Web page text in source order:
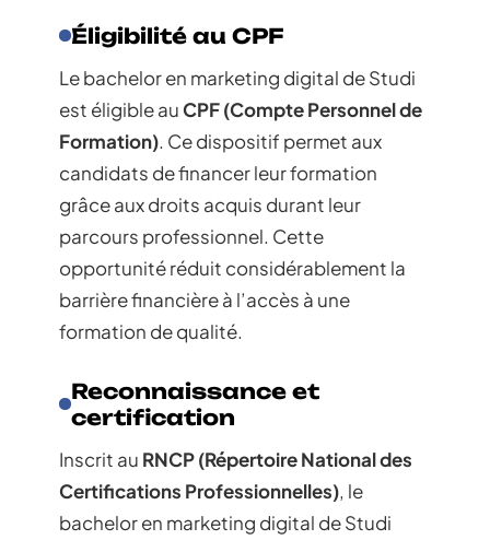
Éligibilité au CPF
Le bachelor en marketing digital de Studi
est éligible auCPF (Compte Personnel de
Formation). Ce dispositif permet aux
candidats de financer leur formation
grâce aux droits acquis durant leur
parcours professionnel. Cette
opportunité réduit considérablement la
barrière financière à l’accès à une
formation de qualité.
Reconnaissance et
certification
Inscrit au RNCP (Répertoire National des
Certifications Professionnelles), le
bachelor en marketing digital de Studi